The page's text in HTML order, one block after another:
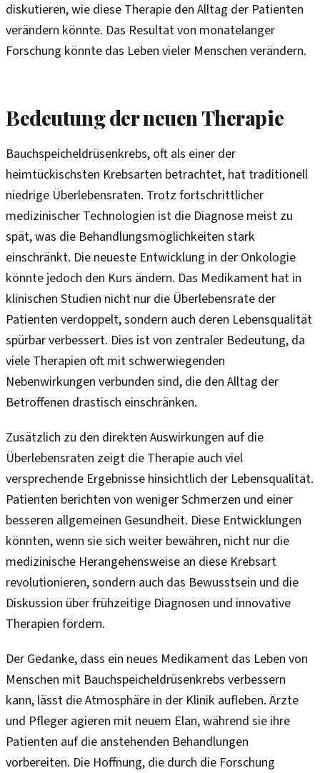
diskutieren, wie diese Therapie den Alltag der Patienten
verändern könnte. Das Resultat von monatelanger
Forschung könnte das Leben vieler Menschen verändern.
Bedeutung der neuen Therapie
Bauchspeicheldrüsenkrebs, oft als einer der
heimtückischsten Krebsarten betrachtet, hat traditionell
niedrige Überlebensraten. Trotz fortschrittlicher
medizinischer Technologien ist die Diagnose meist zu
spät, was die Behandlungsmöglichkeiten stark
einschränkt. Die neueste Entwicklung in der Onkologie
könnte jedoch den Kurs ändern. Das Medikament hat in
klinischen Studien nicht nur die Überlebensrate der
Patienten verdoppelt, sondern auch deren Lebensqualität
spürbar verbessert. Dies ist von zentraler Bedeutung, da
viele Therapien oft mit schwerwiegenden
Nebenwirkungen verbunden sind, die den Alltag der
Betroffenen drastisch einschränken.
Zusätzlich zu den direkten Auswirkungen auf die
Überlebensraten zeigt die Therapie auch viel
versprechende Ergebnisse hinsichtlich der Lebensqualität.
Patienten berichten von weniger Schmerzen und einer
besseren allgemeinen Gesundheit. Diese Entwicklungen
könnten, wenn sie sich weiter bewähren, nicht nur die
medizinische Herangehensweise an diese Krebsart
revolutionieren, sondern auch das Bewusstsein und die
Diskussion über frühzeitige Diagnosen und innovative
Therapien fördern.
Der Gedanke, dass ein neues Medikament das Leben von
Menschen mit Bauchspeicheldrüsenkrebs verbessern
kann, lässt die Atmosphäre in der Klinik aufleben. Ärzte
und Pfleger agieren mit neuem Elan, während sie ihre
Patienten auf die anstehenden Behandlungen
vorbereiten. Die Hoffnung, die durch die Forschung